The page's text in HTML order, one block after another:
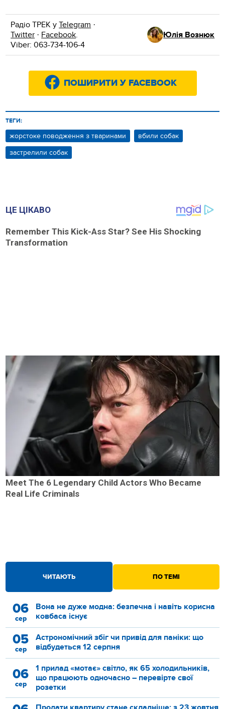
Радіо ТРЕК уTelegram ·
Twitter · Facebook.
Viber: 063-734-106-4
Юлія Вознюк
ПОШИРИТИ У FACEBOOK
ТЕГИ:
жорстоке поводження з тваринами
вбили собак
застрелили собак
ЧИТАЮТЬ ПО ТЕМІ
06
сер
Вона не дуже модна: безпечна і навіть корисна
ковбаса існує
05
сер
Астрономічний збіг чи привід для паніки: що
відбудеться 12 серпня
06
сер
1 прилад «мотає» світло, як 65 холодильників,
що працюють одночасно – перевірте свої
розетки
ЦЕ ЦІКАВО
Remember This Kick-Ass Star? See His Shocking
Transformation
Meet The 6 Legendary Child Actors Who Became
Real Life Criminals